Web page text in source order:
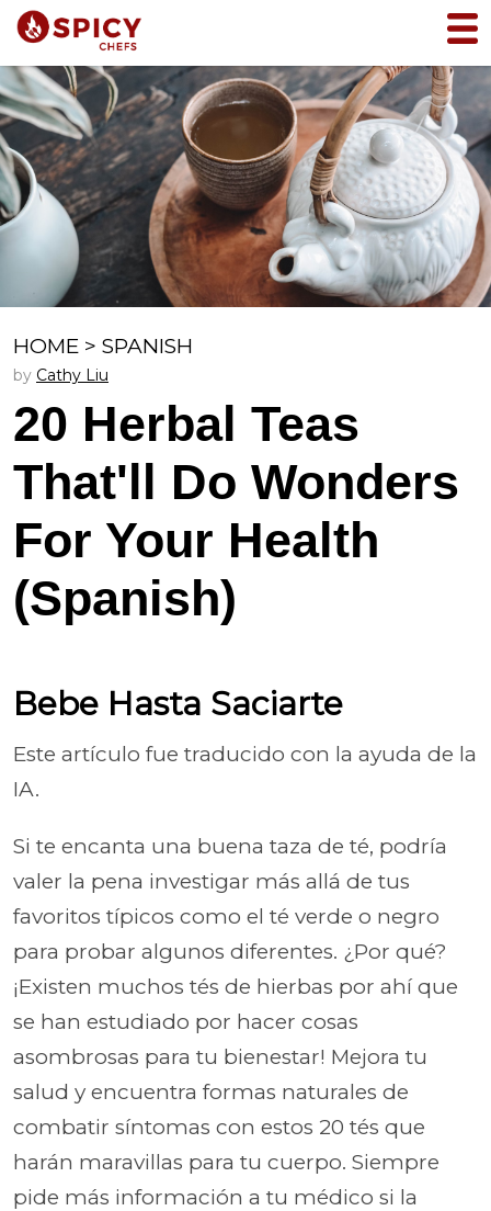
HOME > SPANISH
by Cathy Liu
20 Herbal Teas
That'll Do Wonders
For Your Health
(Spanish)
Bebe Hasta Saciarte
Este artículo fue traducido con la ayuda de la
IA.
Si te encanta una buena taza de té, podría
valer la pena investigar más allá de tus
favoritos típicos como el té verde o negro
para probar algunos diferentes. ¿Por qué?
¡Existen muchos tés de hierbas por ahí que
se han estudiado por hacer cosas
asombrosas para tu bienestar! Mejora tu
salud y encuentra formas naturales de
combatir síntomas con estos 20 tés que
harán maravillas para tu cuerpo. Siempre
pide más información a tu médico si la